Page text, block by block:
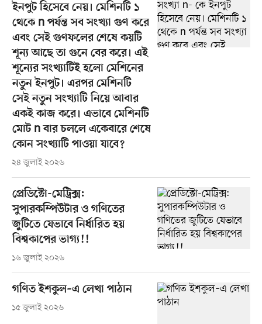
ইনপুট হিসেবে নেয়। মেশিনটি ১
থেকে n পর্যন্ত সব সংখ্যা গুণ করে
এবং সেই গুণফলের শেষে কয়টি
শূন্য আছে তা গুনে বের করে। এই
শূন্যের সংখ্যাটিই হলো মেশিনের
নতুন ইনপুট। এরপর মেশিনটি
সেই নতুন সংখ্যাটি নিয়ে আবার
একই কাজ করে। এভাবে মেশিনটি
মোট n বার চললে একেবারে শেষে
কোন সংখ্যাটি পাওয়া যাবে?
২৪ জুলাই ২০২৬
প্রেডিক্টো-মেট্রিক্স:
সুপারকম্পিউটার ও গণিতের
জুটিতে যেভাবে নির্ধারিত হয়
বিশ্বকাপের ভাগ্য!!
১৬ জুলাই ২০২৬
গণিত ইশকুল–এ লেখা পাঠান
১৫ জুলাই ২০২৬